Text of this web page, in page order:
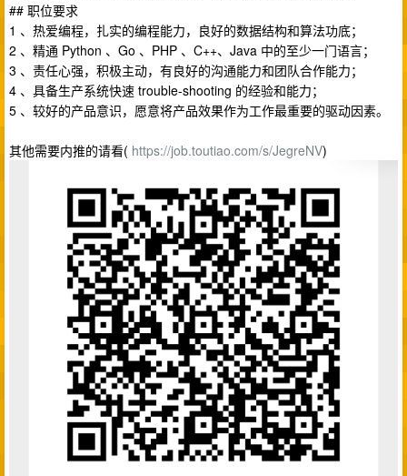
## 职位要求
1 、热爱编程，扎实的编程能力，良好的数据结构和算法功底；
2 、精通 Python 、Go 、PHP 、C++、Java 中的至少一门语言；
3 、责任心强，积极主动，有良好的沟通能力和团队合作能力；
4 、具备生产系统快速 trouble-shooting 的经验和能力；
5 、较好的产品意识，愿意将产品效果作为工作最重要的驱动因素。
其他需要内推的请看( https://job.toutiao.com/s/JegreNV)